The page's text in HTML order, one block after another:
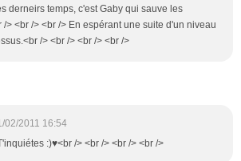
derneirs temps, c'est Gaby qui sauve les
/> <br /> <br /> En espérant une suite d'un niveau
/> <br /> <br /> <br />
02/2011 16:54
:)♥<br /> <br /> <br /> <br />